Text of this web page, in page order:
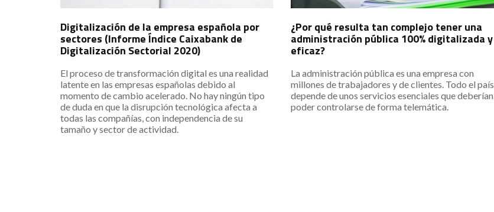
Digitalización de la empresa española por
sectores (Informe Índice Caixabank de
Digitalización Sectorial 2020)
El proceso de transformación digital es una realidad
latente en las empresas españolas debido al
momento de cambio acelerado. No hay ningún tipo
de duda en que la disrupción tecnológica afecta a
todas las compañías, con independencia de su
tamaño y sector de actividad.
¿Por qué resulta tan complejo tener una
administración pública 100% digitalizada y
eficaz?
La administración pública es una empresa con
millones de trabajadores y de clientes. Todo el país
depende de unos servicios esenciales que deberían
poder controlarse de forma telemática.